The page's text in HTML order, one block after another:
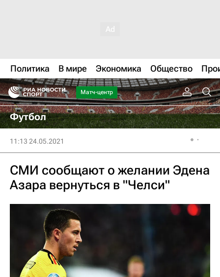
Политика В мире Экономика Общество
Матч-центр
Футбол
11:13 24.05.2021
СМИ сообщают о желании Эдена
Азара вернуться в "Челси"